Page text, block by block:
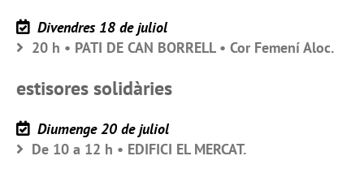
Divendres 18 de juliol
20 h • PATI DE CAN BORRELL • Cor Femení Aloc.
estisores solidàries
Diumenge 20 de juliol
De 10 a 12 h • EDIFICI EL MERCAT.